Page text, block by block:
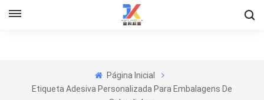
Página Inicial
Etiqueta Adesiva Personalizada Para Embalagens De